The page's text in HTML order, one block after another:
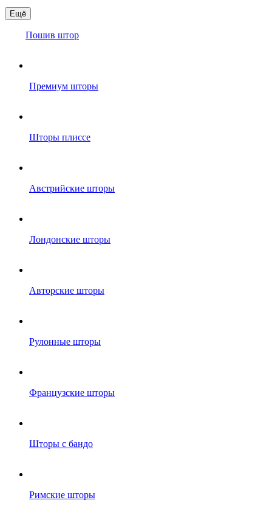
Ещё
Пошив штор
Премиум шторы
Шторы плиссе
Австрийские шторы
Лондонские шторы
Авторские шторы
Рулонные шторы
Французские шторы
Шторы с бандо
Римские шторы